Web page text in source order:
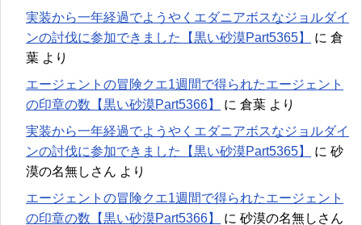
実装から一年経過でようやくエダニアボスなジョルダイ
ンの討伐に参加できました【黒い砂漠Part5365】
に 倉
葉 より
エージェントの冒険クエ1週間で得られたエージェント
の印章の数【黒い砂漠Part5366】
に 倉葉 より
実装から一年経過でようやくエダニアボスなジョルダイ
ンの討伐に参加できました【黒い砂漠Part5365】
に 砂
漠の名無しさん より
エージェントの冒険クエ1週間で得られたエージェント
の印章の数【黒い砂漠Part5366】
に 砂漠の名無しさん